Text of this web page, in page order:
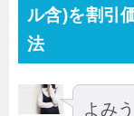
ル含)を割引
法
よみ